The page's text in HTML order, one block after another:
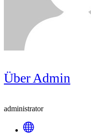
Über Admin
administrator